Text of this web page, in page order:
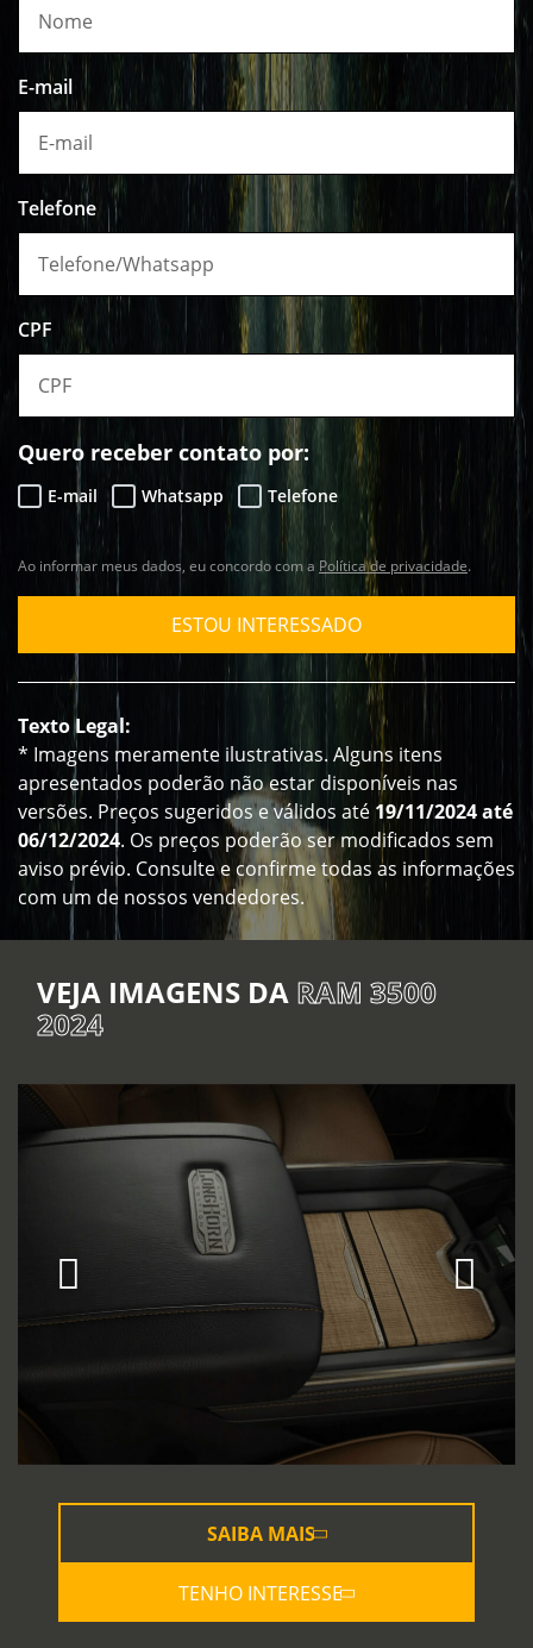
E-mail
Telefone
CPF
Quero receber contato por:
E-mail Whatsapp Telefone
Ao informar meus dados, eu concordo com a Política de privacidade.
ESTOU INTERESSADO
Texto Legal:
* Imagens meramente ilustrativas. Alguns itens
apresentados poderão não estar disponíveis nas
versões. Preços sugeridos e válidos até 19/11/2024 até
06/12/2024. Os preços poderão ser modificados sem
aviso prévio. Consulte e confirme todas as informações
com um de nossos vendedores.
VEJA IMAGENS DA RAM 3500
2024
SAIBA MAIS
TENHO INTERESSE